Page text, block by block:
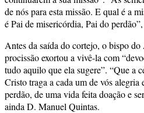
de nós para esta missão. E qual é a
é Pai de misericórdia, Pai do
Antes da saída do cortejo, o bispo
procissão exortou a vivê-la com
tudo aquilo que ela sugere”. “Que a
Cristo traga a cada um de vós alegria
perdão, de uma vida feita doação e
ainda D. Manuel Quintas.